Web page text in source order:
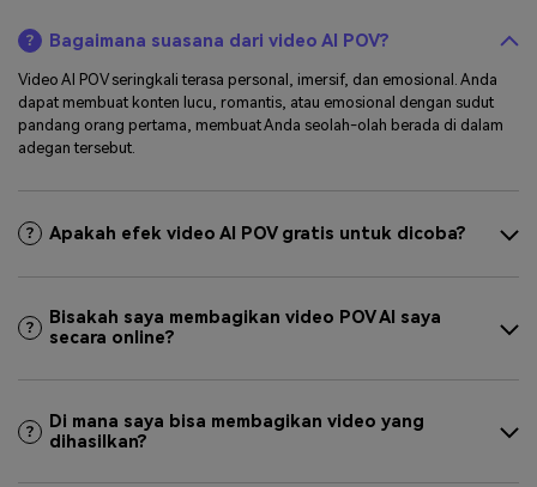
Bagaimana suasana dari video AI POV?
Video AI POV seringkali terasa personal, imersif, dan emosional. Anda
dapat membuat konten lucu, romantis, atau emosional dengan sudut
pandang orang pertama, membuat Anda seolah-olah berada di dalam
adegan tersebut.
Apakah efek video AI POV gratis untuk dicoba?
Bisakah saya membagikan video POV AI saya
secara online?
Di mana saya bisa membagikan video yang
dihasilkan?